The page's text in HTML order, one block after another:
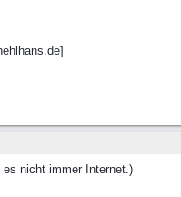
nicht immer Internet.)